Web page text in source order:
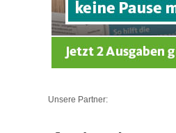
Unsere Partner: